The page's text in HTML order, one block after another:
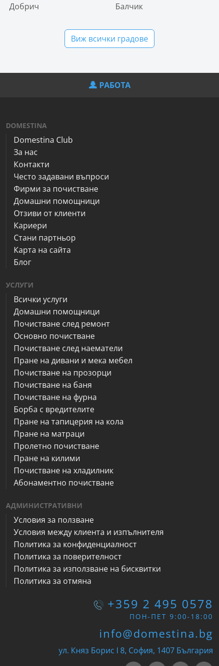
Добрич
Балчик
Виж всички градове
РАБОТА
DOMESTINA
Domestina Club
За нас
Контакти
Често задавани въпроси
Фирми за почистване
Домашни помощници
Отзиви от клиенти
Кариери
Стани партньор
Карта на сайта
Блог
УСЛУГИ
Всички услуги
Домашни помощници
Почистване след ремонт
Основно почистване
Почистване след наематели
Пране на дивани и мека мебел
Почистване на прозорци
Почистване на баня
Почистване на фурна
Борба с вредителите
Пране на тапицерия на кола
Пране на матраци
Пролетно почистване
Пране на килими
Почистване на хладилник
Абонаментно почистване
АДМИНИСТРАТИВНИ
Условия за ползване
Условия между клиента и изпълнителя
Политика за конфиденциалност
Политика за поверителност
Политика за използване на бисквитки
Политика за отмяна
+359 2 495 0578
ПОН-ПЕТ 9:00-18:00
info@domestina.bg
ул. Княз Борис I 8, София, 1407 България